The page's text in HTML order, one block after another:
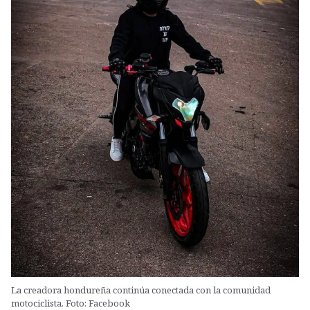
La creadora hondureña continúa conectada con la comunidad
motociclista. Foto: Facebook